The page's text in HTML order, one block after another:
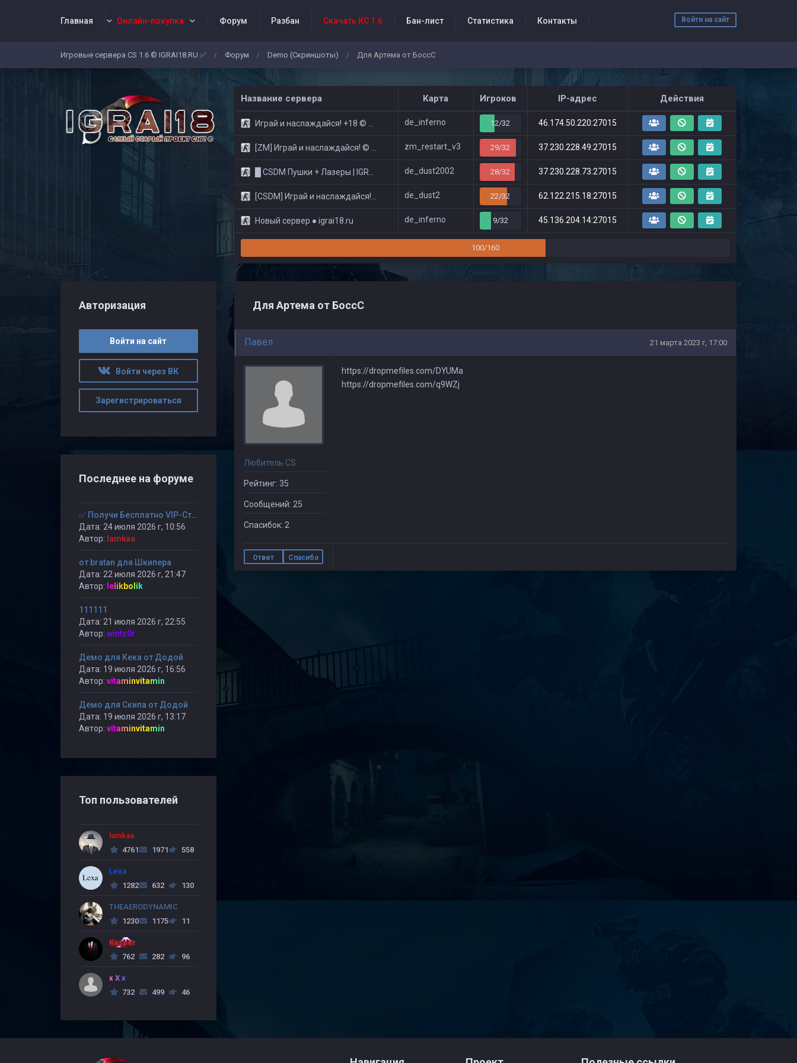
Войти на сайт
Главная Онлайн-покупка Форум Разбан Скачать КС 1.6 Бан-лист Статистика Контакты
События проекта
Игровые сервера CS 1.6 © IGRAI18.RU ✅ / Форум / Demo (Скриншоты) / Для Артема от БоссС
Название сервера Карта Игроков IP-адрес Действия
Играй и наслаждайся! +18 © Public de_inferno 12/32 46.174.50.220:27015
[ZM] Играй и наслаждайся! © Zombie Show zm_restart_v3 29/32 37.230.228.49:27015
█ CSDM Пушки + Лазеры | IGRAI18.RU ツ █ de_dust2002 28/32 37.230.228.73:27015
[CSDM] Играй и наслаждайся! © Classic de_dust2 22/32 62.122.215.18:27015
Новый сервер ● igrai18.ru de_inferno 9/32 45.136.204.14:27015
100/160
Для Артема от БоссС
Павел 21 марта 2023 г, 17:00
Любитель CS
Рейтинг: 35
Сообщений: 25
Спасибок: 2
https://dropmefiles.com/DYUMa
https://dropmefiles.com/q9WZj
Ответ Спасибо
Авторизация
Войти на сайт
Войти через ВК
Зарегистрироваться
Последнее на форуме
Дата: 24 июля 2026 г, 10:56
Автор: lamkaa
от bratan для Шкипера
Дата: 22 июля 2026 г, 21:47
Автор: lelikbolik
111111
Дата: 21 июля 2026 г, 22:55
Автор: wintz0r
Демо для Кека от Додой
Дата: 19 июля 2026 г, 16:56
Автор: vitaminvitamin
Демо для Скипа от Додой
Дата: 19 июля 2026 г, 13:17
Автор: vitaminvitamin
Топ пользователей
lamkaa
4761
1971 558
Lexa
1282
632 130
THEAERODYNAMIC
1230
1175 11
Kasper
762
282 96
x X x
732
499 46